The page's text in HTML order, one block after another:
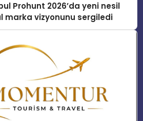
Prohunt 2026’da yeni nesil
marka vizyonunu sergiledi